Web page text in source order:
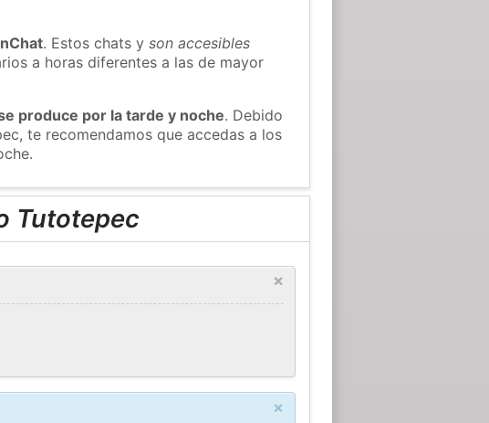
. Estos chats yson accesibles
a horas diferentes a las de mayor
produce por la tarde y noche. Debido
te recomendamos que accedas a los
Tutotepec
×
×